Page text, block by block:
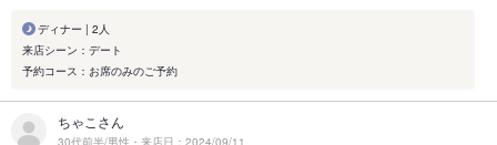
ディナー | 2人
来店シーン：デート
予約コース：お席のみのご予約
ちゃこさん
30代前半/男性・来店日：2024/09/11